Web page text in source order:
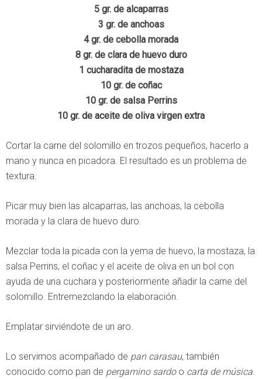
5 gr. de alcaparras
3 gr. de anchoas
4 gr. de cebolla morada
8 gr. de clara de huevo duro
1 cucharadita de mostaza
10 gr. de coñac
10 gr. de salsa Perrins
10 gr. de aceite de oliva virgen extra
Cortar la carne del solomillo en trozos pequeños, hacerlo a
mano y nunca en picadora. El resultado es un problema de
textura.
Picar muy bien las alcaparras, las anchoas, la cebolla
morada y la clara de huevo duro.
Mezclar toda la picada con la yema de huevo, la mostaza, la
salsa Perrins, el coñac y el aceite de oliva en un bol con
ayuda de una cuchara y posteriormente añadir la carne del
solomillo. Entremezclando la elaboración.
Emplatar sirviéndote de un aro.
Lo servimos acompañado de pan carasau, también
conocido como pan de pergamino sardoo carta de música.